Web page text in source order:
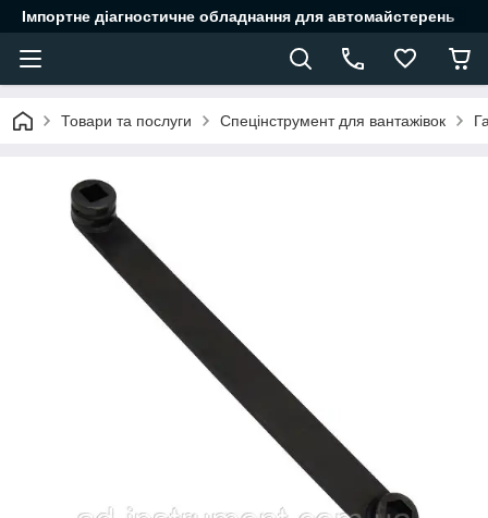
Імпортне діагностичне обладнання для автомайстерень
Товари та послуги Спецінструмент для вантажівок